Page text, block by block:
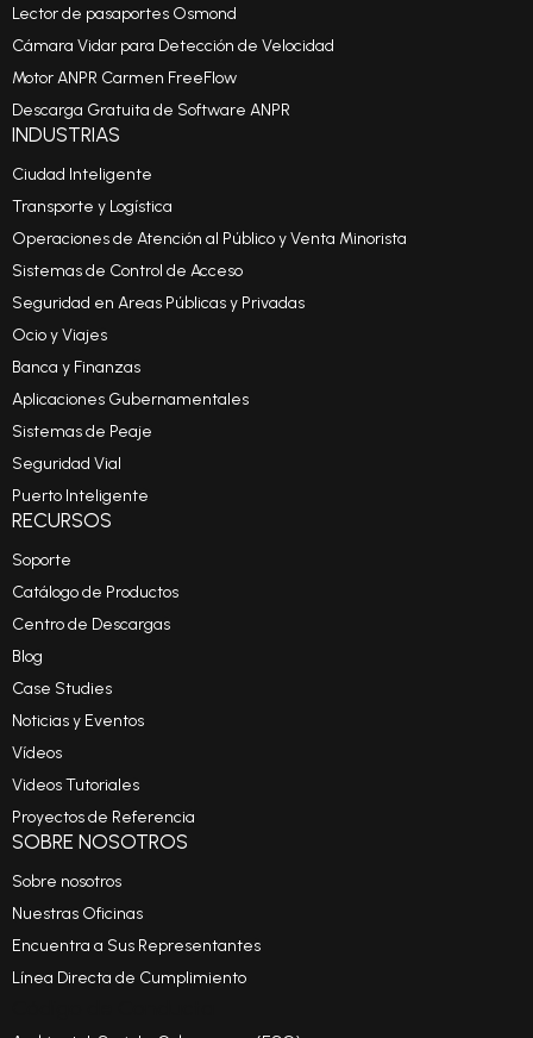
Lector de pasaportes Osmond
Cámara Vidar para Detección de Velocidad
Motor ANPR Carmen FreeFlow
Descarga Gratuita de Software ANPR
INDUSTRIAS
Ciudad Inteligente
Transporte y Logística
Operaciones de Atención al Público y Venta Minorista
Sistemas de Control de Acceso
Seguridad en Areas Públicas y Privadas
Ocio y Viajes
Banca y Finanzas
Aplicaciones Gubernamentales
Sistemas de Peaje
Seguridad Vial
Puerto Inteligente
RECURSOS
Soporte
Catálogo de Productos
Centro de Descargas
Blog
Case Studies
Noticias y Eventos
Vídeos
Videos Tutoriales
Proyectos de Referencia
SOBRE NOSOTROS
Sobre nosotros
Nuestras Oficinas
Encuentra a Sus Representantes
Línea Directa de Cumplimiento